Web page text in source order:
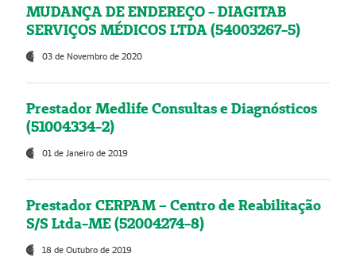
MUDANÇA DE ENDEREÇO - DIAGITAB
SERVIÇOS MÉDICOS LTDA (54003267-5)
03 de Novembro de 2020
Prestador Medlife Consultas e Diagnósticos
(51004334-2)
01 de Janeiro de 2019
Prestador CERPAM – Centro de Reabilitação
S/S Ltda-ME (52004274-8)
18 de Outubro de 2019